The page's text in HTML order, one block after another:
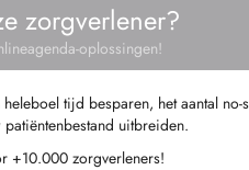
zorgverlener?
oplossingen!
tijd besparen, het aantal no-
uitbreiden.
+10.000 zorgverleners!